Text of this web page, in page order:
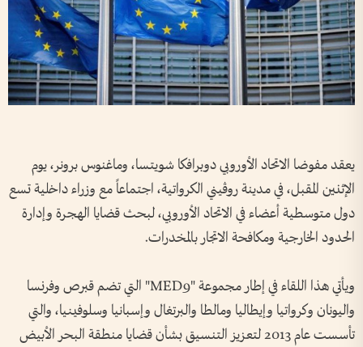
يعقد مفوضا الاتحاد الأوروبي دوبرافكا شويتسا، وماغنوس برونر، يوم
الإثنين المقبل، في مدينة روڤيني الكرواتية، اجتماعاً مع وزراء داخلية تسع
دول متوسطية أعضاء في الاتحاد الأوروبي، لبحث قضايا الهجرة وإدارة
الحدود الخارجية ومكافحة الاتجار بالمخدرات.
ويأتي هذا اللقاء في إطار مجموعة "MED9" التي تضم قبرص وفرنسا
واليونان وكرواتيا وإيطاليا ومالطا والبرتغال وإسبانيا وسلوفينيا، والتي
تأسست عام 2013 لتعزيز التنسيق بشأن قضايا منطقة البحر الأبيض